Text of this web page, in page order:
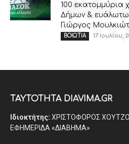
100 εκατομμύρια
Δήμων &
Γιώργος
ΒΟΙΩΤΙΑ 17 Ιουλίου,
ΤΑΥΤΟΤΗΤΑ DIAVIMA.GR
Ιδιοκτήτης: ΧΡΙΣΤΟΦΟΡΟΣ
ΕΦΗΜΕΡΙΔΑ «ΔΙΑΒΗΜΑ»